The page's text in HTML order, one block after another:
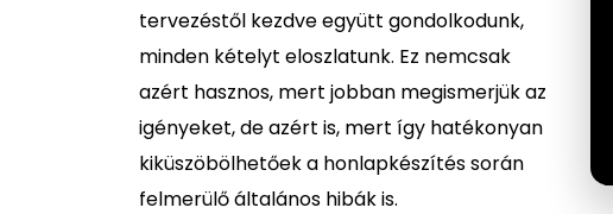
tervezéstől kezdve együtt gondolkodunk,
minden kételyt eloszlatunk. Ez nemcsak
azért hasznos, mert jobban megismerjük az
igényeket, de azért is, mert így hatékonyan
kiküszöbölhetőek a honlapkészítés során
felmerülő általános hibák is.